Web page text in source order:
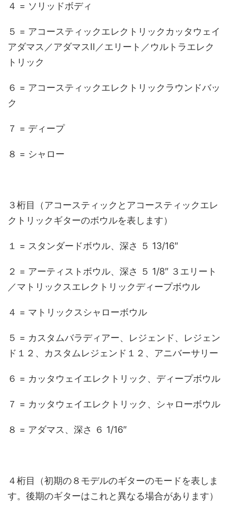
４ = ソリッドボディ
５ = アコースティックエレクトリックカッタウェイ
アダマス／アダマスII／エリート／ウルトラエレク
トリック
６ = アコースティックエレクトリックラウンドバッ
ク
７ = ディープ
８ = シャロー
３桁目（アコースティックとアコースティックエレ
クトリックギターのボウルを表します）
１ = スタンダードボウル、深さ ５ 13/16″
２ = アーティストボウル、深さ ５ 1/8″ ３エリート
／マトリックスエレクトリックディープボウル
４ = マトリックスシャローボウル
５ = カスタムバラディアー、レジェンド、レジェン
ド１２、カスタムレジェンド１２、アニバーサリー
６ = カッタウェイエレクトリック、ディープボウル
７ = カッタウェイエレクトリック、シャローボウル
８ = アダマス、深さ ６ 1/16″
４桁目（初期の８モデルのギターのモードを表しま
す。後期のギターはこれと異なる場合があります）